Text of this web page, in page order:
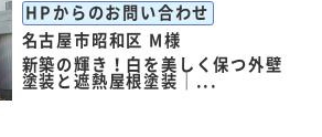
HPからのお問い合わせ
名古屋市昭和区 M様
新築の輝き！白を美しく保つ外壁
塗装と遮熱屋根塗装｜...